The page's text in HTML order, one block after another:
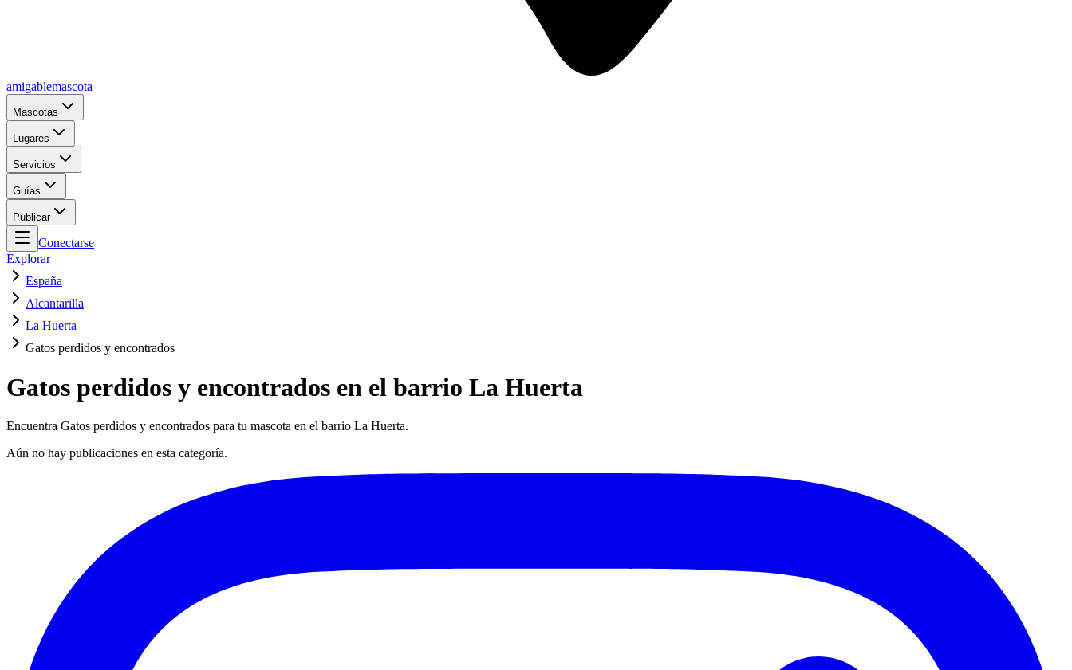
amigablemascota
Mascotas
Lugares
Servicios
Guías
Publicar
Conectarse
Explorar
España
Alcantarilla
La Huerta
Gatos perdidos y encontrados
Gatos perdidos y encontrados en el barrio La Huerta
Encuentra Gatos perdidos y encontrados para tu mascota en el barrio La Huerta.
Aún no hay publicaciones en esta categoría.